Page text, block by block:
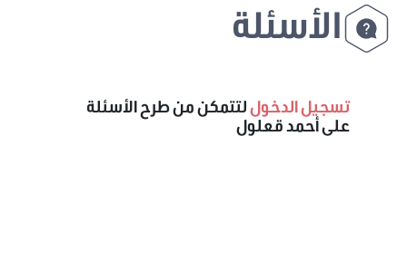
الأسئلة
تسجيل الدخوللتتمكن من طرح الأسئلة
على أحمد قعلول